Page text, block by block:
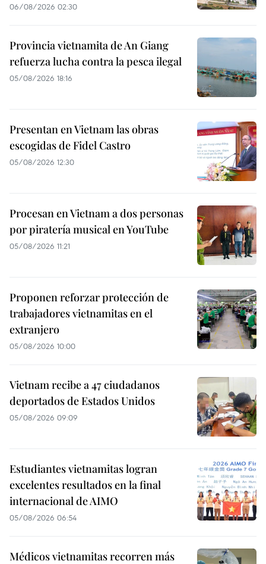
06/08/2026 02:30
Provincia vietnamita de An Giang
refuerza lucha contra la pesca ilegal
05/08/2026 18:16
Presentan en Vietnam las obras
escogidas de Fidel Castro
05/08/2026 12:30
Procesan en Vietnam a dos personas
por piratería musical en YouTube
05/08/2026 11:21
Proponen reforzar protección de
trabajadores vietnamitas en el
extranjero
05/08/2026 10:00
Vietnam recibe a 47 ciudadanos
deportados de Estados Unidos
05/08/2026 09:09
Estudiantes vietnamitas logran
excelentes resultados en la final
internacional de AIMO
05/08/2026 06:54
Médicos vietnamitas recorren más